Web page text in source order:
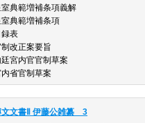
皇室典
典範増補条項
表
改正案要旨
宮内官官制草案
省官制草案
文文書Ⅱ 伊藤公雑纂 3